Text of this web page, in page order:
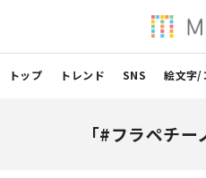
トップ トレンド SNS 絵文字/
「#フラペチ